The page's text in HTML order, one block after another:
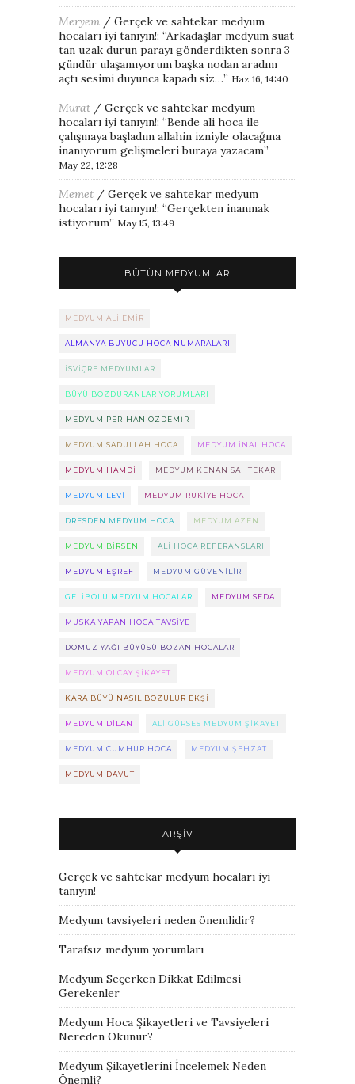
Meryem / Gerçek ve sahtekar medyum
hocaları iyi tanıyın!: “Arkadaşlar medyum suat
tan uzak durun parayı gönderdikten sonra 3
gündür ulaşamıyorum başka nodan aradım
açtı sesimi duyunca kapadı siz…” Haz 16, 14:40
Murat / Gerçek ve sahtekar medyum
hocaları iyi tanıyın!: “Bende ali hoca ile
çalışmaya başladım allahin izniyle olacağına
inanıyorum gelişmeleri buraya yazacam”
May 22, 12:28
Memet / Gerçek ve sahtekar medyum
hocaları iyi tanıyın!: “Gerçekten inanmak
istiyorum” May 15, 13:49
BÜTÜN MEDYUMLAR
MEDYUM ALI EMIR
ALMANYA BÜYÜCÜ HOCA NUMARALARI
ISVIÇRE MEDYUMLAR
BÜYÜ BOZDURANLAR YORUMLARI
MEDYUM PERIHAN ÖZDEMIR
MEDYUM SADULLAH HOCA MEDYUM INAL HOCA
MEDYUM HAMDI MEDYUM KENAN SAHTEKAR
MEDYUM LEVI MEDYUM RUKIYE HOCA
DRESDEN MEDYUM HOCA MEDYUM AZEN
MEDYUM BIRSEN ALI HOCA REFERANSLARI
MEDYUM EŞREF MEDYUM GÜVENILIR
GELIBOLU MEDYUM HOCALAR MEDYUM SEDA
MUSKA YAPAN HOCA TAVSIYE
DOMUZ YAĞI BÜYÜSÜ BOZAN HOCALAR
MEDYUM OLCAY ŞIKAYET
KARA BÜYÜ NASIL BOZULUR EKŞI
MEDYUM DILAN ALI GÜRSES MEDYUM ŞIKAYET
MEDYUM CUMHUR HOCA MEDYUM ŞEHZAT
MEDYUM DAVUT
ARŞIV
Gerçek ve sahtekar medyum hocaları iyi
tanıyın!
Medyum tavsiyeleri neden önemlidir?
Tarafsız medyum yorumları
Medyum Seçerken Dikkat Edilmesi
Gerekenler
Medyum Hoca Şikayetleri ve Tavsiyeleri
Nereden Okunur?
Medyum Şikayetlerini İncelemek Neden
Önemli?